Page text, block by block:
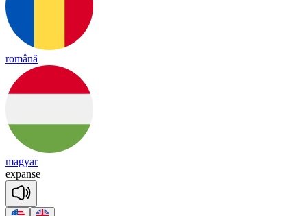
română
magyar
expanse